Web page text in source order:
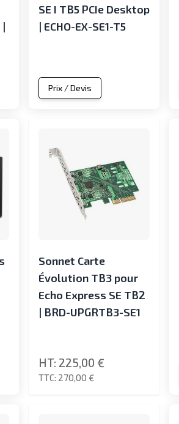
SE I TB5 PCIe Desktop
| ECHO-EX-SE1-T5
Prix / Devis
Sonnet Carte
Évolution TB3 pour
Echo Express SE TB2
| BRD-UPGRTB3-SE1
270,00 €
225,00 €